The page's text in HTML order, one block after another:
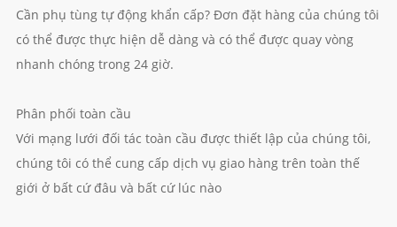
Cần phụ tùng tự động khẩn cấp? Đơn đặt hàng của chúng tôi
có thể được thực hiện dễ dàng và có thể được quay vòng
nhanh chóng trong 24 giờ.
Phân phối toàn cầu
Với mạng lưới đối tác toàn cầu được thiết lập của chúng tôi,
chúng tôi có thể cung cấp dịch vụ giao hàng trên toàn thế
giới ở bất cứ đâu và bất cứ lúc nào